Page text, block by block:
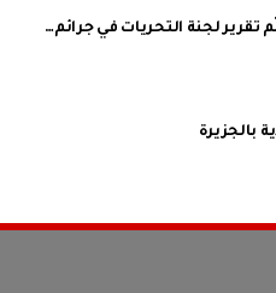
تقرير لجنة التحريات في جرائم…
بالجزيرة